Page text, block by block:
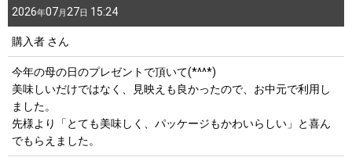
～20代
30代
40代
50代 0
60代～
画像 :
年代:
性別:
2026年07月 27日 15:24
購入者 さん
今年の母の日のプレゼントで頂いて(*^^*)
美味しいだけではなく、見映えも良かったので、お中元で利用し
ました。
先様より「とても美味しく、パッケージもかわいらしい」と喜ん
でもらえました。